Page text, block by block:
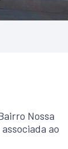
Nossa
ao